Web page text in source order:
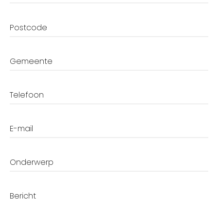
Postcode
Gemeente
Telefoon
E-mail
Onderwerp
Bericht